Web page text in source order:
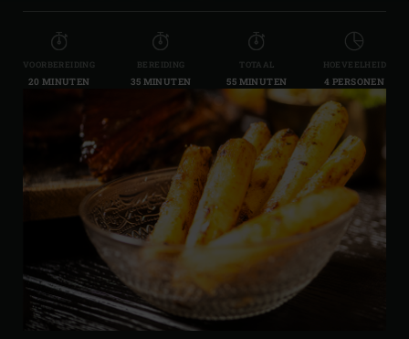
VOORBEREIDING
20 MINUTEN
BEREIDING
35 MINUTEN
TOTAAL
55 MINUTEN
HOEVEELHEID
4 PERSONEN